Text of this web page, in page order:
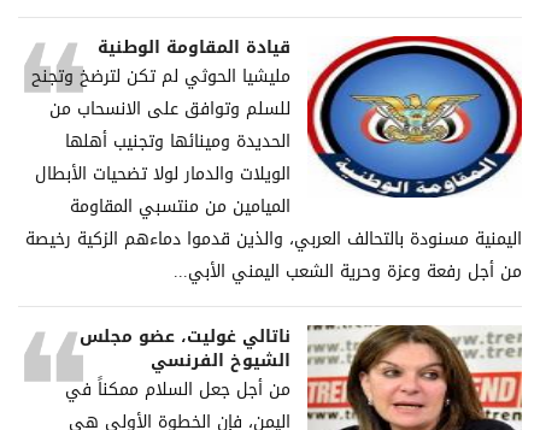
قيادة المقاومة الوطنية
مليشيا الحوثي لم تكن لترضخ وتجنح
للسلم وتوافق على الانسحاب من
الحديدة ومينائها وتجنيب أهلها
الويلات والدمار لولا تضحيات الأبطال
الميامين من منتسبي المقاومة
اليمنية مسنودة بالتحالف العربي، والذين قدموا دماءهم الزكية رخيصة
من أجل رفعة وعزة وحرية الشعب اليمني الأبي...
ناتالي غوليت، عضو مجلس
الشيوخ الفرنسي
من أجل جعل السلام ممكناً في
اليمن، فإن الخطوة الأولى هي